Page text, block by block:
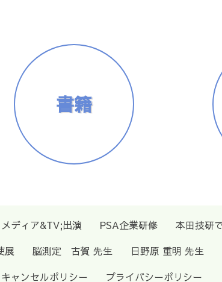
書籍
メディア&TV;出演 PSA企業研修 本田技研
展
脳測定 古賀 先生 日野原 重明 先生
キャンセルポリシー プライバシーポリシー